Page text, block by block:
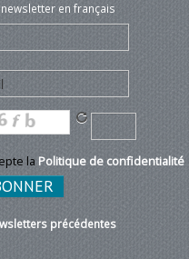
en français
la Politique de confidentialité
précédentes